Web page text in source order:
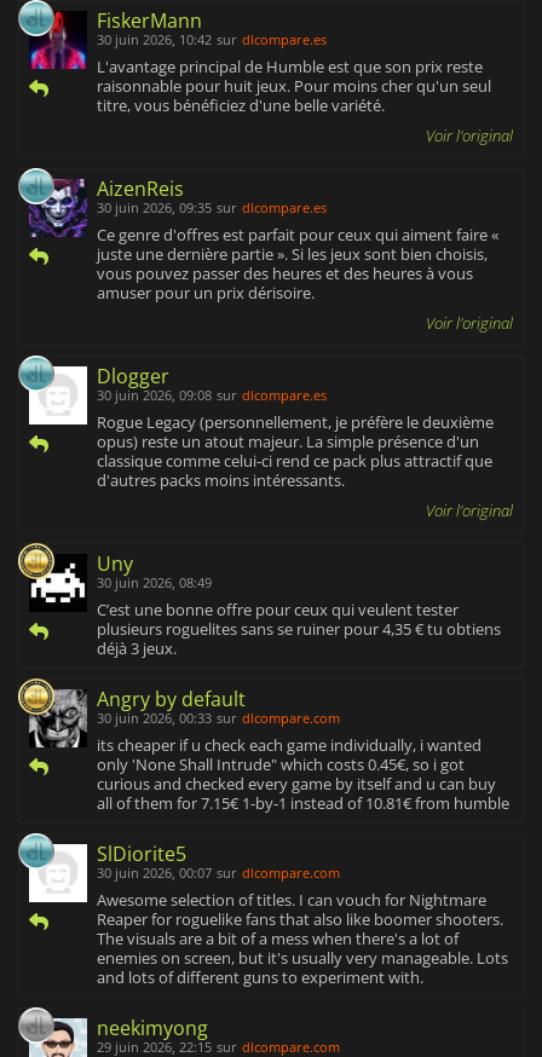
FiskerMann
30 juin 2026, 10:42 sur dlcompare.es
L'avantage principal de Humble est que son prix reste
raisonnable pour huit jeux. Pour moins cher qu'un seul
titre, vous bénéficiez d'une belle variété.
Voir l'original
AizenReis
30 juin 2026, 09:35 sur dlcompare.es
Ce genre d'offres est parfait pour ceux qui aiment faire «
juste une dernière partie ». Si les jeux sont bien choisis,
vous pouvez passer des heures et des heures à vous
amuser pour un prix dérisoire.
Voir l'original
Dlogger
30 juin 2026, 09:08 sur dlcompare.es
Rogue Legacy (personnellement, je préfère le deuxième
opus) reste un atout majeur. La simple présence d'un
classique comme celui-ci rend ce pack plus attractif que
d'autres packs moins intéressants.
Voir l'original
Uny
30 juin 2026, 08:49
C’est une bonne offre pour ceux qui veulent tester
plusieurs roguelites sans se ruiner pour 4,35 € tu obtiens
déjà 3 jeux.
Angry by default
30 juin 2026, 00:33 sur dlcompare.com
its cheaper if u check each game individually, i wanted
only 'None Shall Intrude" which costs 0.45€, so i got
curious and checked every game by itself and u can buy
all of them for 7.15€ 1-by-1 instead of 10.81€ from humble
SlDiorite5
30 juin 2026, 00:07 sur dlcompare.com
Awesome selection of titles. I can vouch for Nightmare
Reaper for roguelike fans that also like boomer shooters.
The visuals are a bit of a mess when there's a lot of
enemies on screen, but it's usually very manageable. Lots
and lots of different guns to experiment with.
neekimyong
29 juin 2026, 22:15 sur dlcompare.com